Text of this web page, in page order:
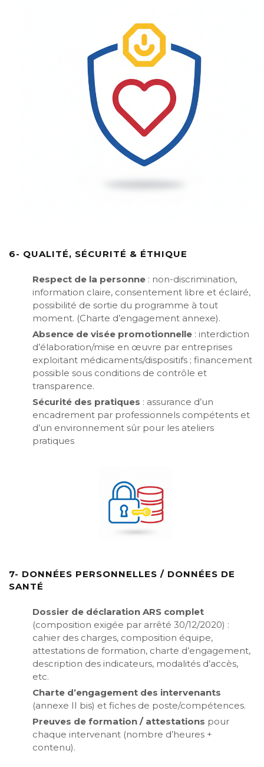
6- QUALITÉ, SÉCURITÉ & ÉTHIQUE
Respect de la personne : non-discrimination,
information claire, consentement libre et éclairé,
possibilité de sortie du programme à tout
moment. (Charte d’engagement annexe).
Absence de visée promotionnelle : interdiction
d’élaboration/mise en œuvre par entreprises
exploitant médicaments/dispositifs ; financement
possible sous conditions de contrôle et
transparence.
Sécurité des pratiques : assurance d’un
encadrement par professionnels compétents et
d’un environnement sûr pour les ateliers
pratiques
7- DONNÉES PERSONNELLES / DONNÉES DE
SANTÉ
Dossier de déclaration ARS complet
(composition exigée par arrêté 30/12/2020) :
cahier des charges, composition équipe,
attestations de formation, charte d’engagement,
description des indicateurs, modalités d’accès,
etc.
Charte d’engagement des intervenants
(annexe II bis) et fiches de poste/compétences.
Preuves de formation / attestations pour
chaque intervenant (nombre d’heures +
contenu).